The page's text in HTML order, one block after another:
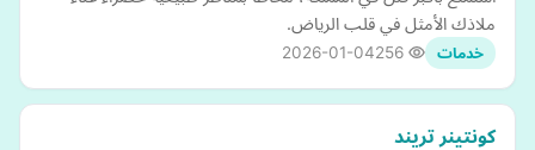
ملاذك الأمثل في قلب الرياض.
خدمات 2026-01-04
كونتينر تريند